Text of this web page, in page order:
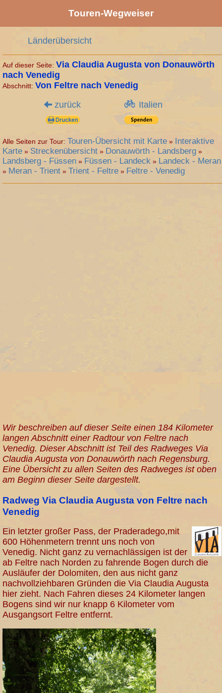
Touren-Wegweiser
Länderübersicht
Auf dieser Seite:Via Claudia Augusta von Donauwörth
nach Venedig
Abschnitt: Von Feltre nach Venedig
zurück
Italien
Alle Seiten zur Tour:Touren-Übersicht mit Karte » Interaktive
Karte » Streckenübersicht » Donauwörth - Landsberg »
Landsberg - Füssen » Füssen - Landeck » Landeck - Meran
» Meran - Trient »Trient - Feltre » Feltre - Venedig
Wir beschreiben auf dieser Seite einen 184 Kilometer
langen Abschnitt einer Radtour von Feltre nach
Venedig. Dieser Abschnitt ist Teil des Radweges Via
Claudia Augusta von Donauwörth nach Regensburg.
Eine Übersicht zu allen Seiten des Radweges ist oben
am Beginn dieser Seite dargestellt.
Radweg Via Claudia Augusta von Feltre nach
Venedig
Ein letzter großer Pass, der Praderadego,mit
600 Höhenmetern trennt uns noch von
Venedig. Nicht ganz zu vernachlässigen ist der
ab Feltre nach Norden zu fahrende Bogen durch die
Ausläufer der Dolomiten, den aus nicht ganz
nachvollziehbaren Gründen die Via Claudia Augusta
hier zieht. Nach Fahren dieses 24 Kilometer langen
Bogens sind wir nur knapp 6 Kilometer vom
Ausgangsort Feltre entfernt.